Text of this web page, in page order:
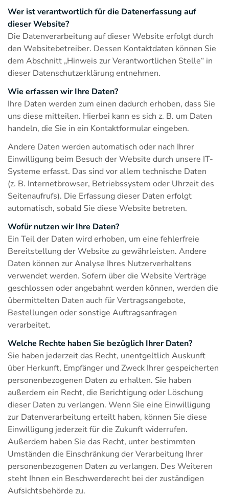
Wer ist verantwortlich für die Datenerfassung auf
dieser Website?
Die Datenverarbeitung auf dieser Website erfolgt durch
den Websitebetreiber. Dessen Kontaktdaten können Sie
dem Abschnitt „Hinweis zur Verantwortlichen Stelle“ in
dieser Datenschutzerklärung entnehmen.
Wie erfassen wir Ihre Daten?
Ihre Daten werden zum einen dadurch erhoben, dass Sie
uns diese mitteilen. Hierbei kann es sich z. B. um Daten
handeln, die Sie in ein Kontaktformular eingeben.
Andere Daten werden automatisch oder nach Ihrer
Einwilligung beim Besuch der Website durch unsere IT-
Systeme erfasst. Das sind vor allem technische Daten
(z. B. Internetbrowser, Betriebssystem oder Uhrzeit des
Seitenaufrufs). Die Erfassung dieser Daten erfolgt
automatisch, sobald Sie diese Website betreten.
Wofür nutzen wir Ihre Daten?
Ein Teil der Daten wird erhoben, um eine fehlerfreie
Bereitstellung der Website zu gewährleisten. Andere
Daten können zur Analyse Ihres Nutzerverhaltens
verwendet werden. Sofern über die Website Verträge
geschlossen oder angebahnt werden können, werden die
übermittelten Daten auch für Vertragsangebote,
Bestellungen oder sonstige Auftragsanfragen
verarbeitet.
Welche Rechte haben Sie bezüglich Ihrer Daten?
Sie haben jederzeit das Recht, unentgeltlich Auskunft
über Herkunft, Empfänger und Zweck Ihrer gespeicherten
personenbezogenen Daten zu erhalten. Sie haben
außerdem ein Recht, die Berichtigung oder Löschung
dieser Daten zu verlangen. Wenn Sie eine Einwilligung
zur Datenverarbeitung erteilt haben, können Sie diese
Einwilligung jederzeit für die Zukunft widerrufen.
Außerdem haben Sie das Recht, unter bestimmten
Umständen die Einschränkung der Verarbeitung Ihrer
personenbezogenen Daten zu verlangen. Des Weiteren
steht Ihnen ein Beschwerderecht bei der zuständigen
Aufsichtsbehörde zu.